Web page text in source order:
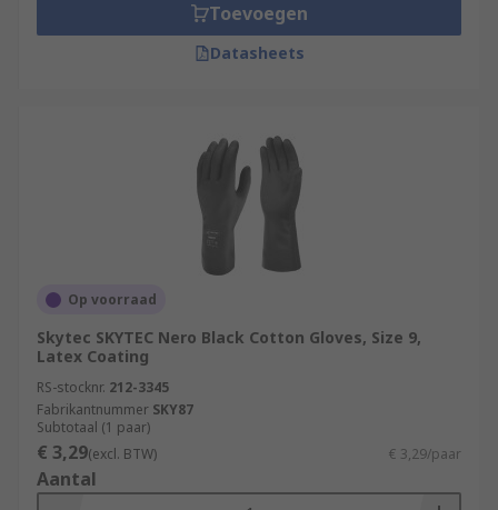
Toevoegen
Datasheets
Op voorraad
Skytec SKYTEC Nero Black Cotton Gloves, Size 9,
Latex Coating
RS-stocknr. 212-3345
Fabrikantnummer SKY87
Subtotaal (1 paar)
€ 3,29(excl. BTW) € 3,29/paar
Aantal